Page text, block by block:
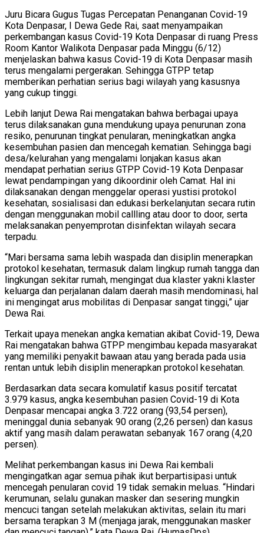
Juru Bicara Gugus Tugas Percepatan Penanganan Covid-19
Kota Denpasar, I Dewa Gede Rai, saat menyampaikan
perkembangan kasus Covid-19 Kota Denpasar di ruang Press
Room Kantor Walikota Denpasar pada Minggu (6/12)
menjelaskan bahwa kasus Covid-19 di Kota Denpasar masih
terus mengalami pergerakan. Sehingga GTPP tetap
memberikan perhatian serius bagi wilayah yang kasusnya
yang cukup tinggi.
Lebih lanjut Dewa Rai mengatakan bahwa berbagai upaya
terus dilaksanakan guna mendukung upaya penurunan zona
resiko, penurunan tingkat penularan, meningkatkan angka
kesembuhan pasien dan mencegah kematian. Sehingga bagi
desa/kelurahan yang mengalami lonjakan kasus akan
mendapat perhatian serius GTPP Covid-19 Kota Denpasar
lewat pendampingan yang dikoordinir oleh Camat. Hal ini
dilaksanakan dengan menggelar operasi yustisi protokol
kesehatan, sosialisasi dan edukasi berkelanjutan secara rutin
dengan menggunakan mobil callling atau door to door, serta
melaksanakan penyemprotan disinfektan wilayah secara
terpadu.
“Mari bersama sama lebih waspada dan disiplin menerapkan
protokol kesehatan, termasuk dalam lingkup rumah tangga dan
lingkungan sekitar rumah, mengingat dua klaster yakni klaster
keluarga dan perjalanan dalam daerah masih mendominasi, hal
ini mengingat arus mobilitas di Denpasar sangat tinggi,” ujar
Dewa Rai.
Terkait upaya menekan angka kematian akibat Covid-19, Dewa
Rai mengatakan bahwa GTPP mengimbau kepada masyarakat
yang memiliki penyakit bawaan atau yang berada pada usia
rentan untuk lebih disiplin menerapkan protokol kesehatan.
Berdasarkan data secara komulatif kasus positif tercatat
3.979 kasus, angka kesembuhan pasien Covid-19 di Kota
Denpasar mencapai angka 3.722 orang (93,54 persen),
meninggal dunia sebanyak 90 orang (2,26 persen) dan kasus
aktif yang masih dalam perawatan sebanyak 167 orang (4,20
persen).
Melihat perkembangan kasus ini Dewa Rai kembali
mengingatkan agar semua pihak ikut berpartisipasi untuk
mencegah penularan covid 19 tidak semakin meluas. “Hindari
kerumunan, selalu gunakan masker dan sesering mungkin
mencuci tangan setelah melakukan aktivitas, selain itu mari
bersama terapkan 3 M (menjaga jarak, menggunakan masker